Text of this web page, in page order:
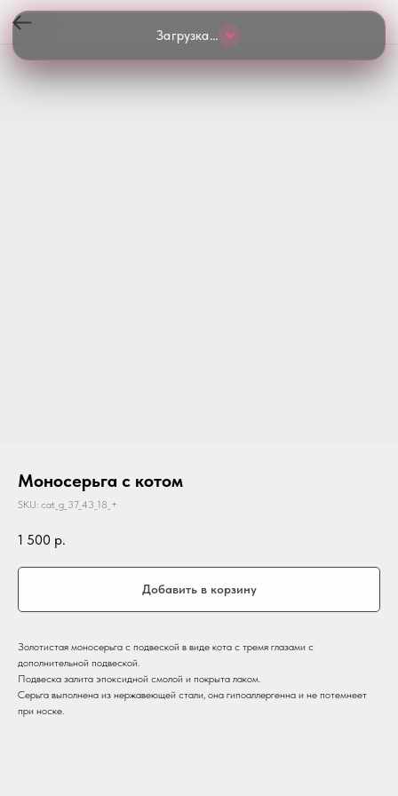
Моносерьга с котом
SKU: cat_g_37_43_18_+
1 500 р.
Добавить в корзину
Золотистая моносерьга с подвеской в виде кота с тремя глазами с
дополнительной подвеской.
Подвеска залита эпоксидной смолой и покрыта лаком.
Серьга выполнена из нержавеющей стали, она гипоаллергенна и не потемнеет
при носке.
Загрузка…